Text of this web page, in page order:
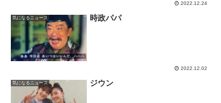
2022.12.24
気になるニュース 時政パパ
2022.12.02
気になるニュース ジウン